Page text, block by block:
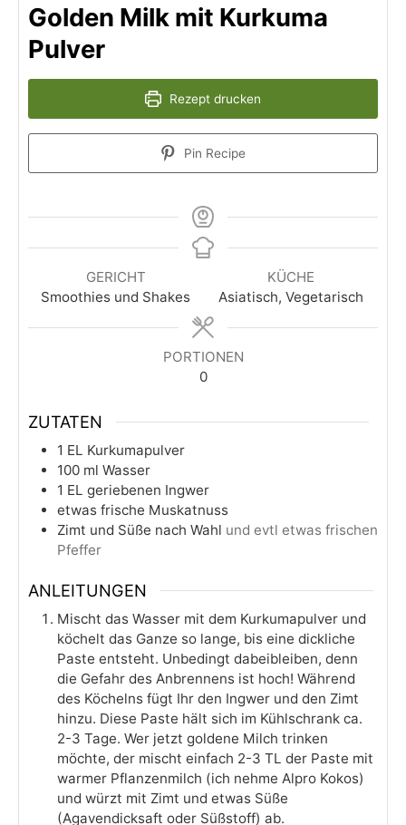
Golden Milk mit Kurkuma
Pulver
Rezept drucken
Pin Recipe
GERICHT
Smoothies und Shakes
KÜCHE
Asiatisch, Vegetarisch
PORTIONEN
0
ZUTATEN
1 EL Kurkumapulver
100 ml Wasser
1 EL geriebenen Ingwer
etwas frische Muskatnuss
Zimt und Süße nach Wahl und evtl etwas frischen
Pfeffer
ANLEITUNGEN
Mischt das Wasser mit dem Kurkumapulver und
köchelt das Ganze so lange, bis eine dickliche
Paste entsteht. Unbedingt dabeibleiben, denn
die Gefahr des Anbrennens ist hoch! Während
des Köchelns fügt Ihr den Ingwer und den Zimt
hinzu. Diese Paste hält sich im Kühlschrank ca.
2-3 Tage. Wer jetzt goldene Milch trinken
möchte, der mischt einfach 2-3 TL der Paste mit
warmer Pflanzenmilch (ich nehme Alpro Kokos)
und würzt mit Zimt und etwas Süße
(Agavendicksaft oder Süßstoff) ab.